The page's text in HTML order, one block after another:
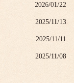
2026/01/22
2025/11/13
2025/11/11
2025/11/08